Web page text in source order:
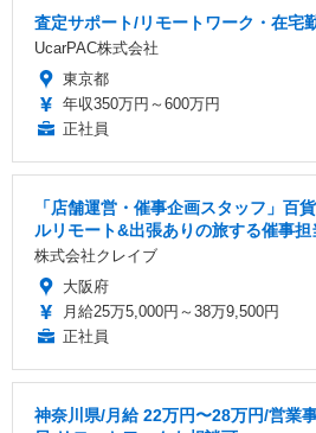
査定サポート/リモートワーク・在宅
UcarPAC株式会社
東京都
年収350万円～600万円
正社員
「店舗運営・催事企画スタッフ」百
ルリモート&出張ありの旅する催事担
株式会社クレイブ
大阪府
月給25万5,000円～38万9,500円
正社員
神奈川県/月給 22万円〜28万円/営業